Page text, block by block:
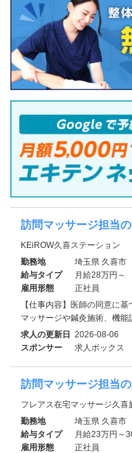
訪問マッサージ担当
KEiROW久喜ステーション
勤務地
埼玉県 久喜市
給与タイプ
月給28万円～
雇用形態
正社員
【仕事内容】医師の同意に
マッサージや鍼灸施術、機
求人の更新日 2026-08-06
スポンサー
求人ボックス
訪問マッサージ担当
フレアス在宅マッサージ久喜
勤務地
埼玉県 久喜市
給与タイプ
月給23万円～
雇用形態
正社員